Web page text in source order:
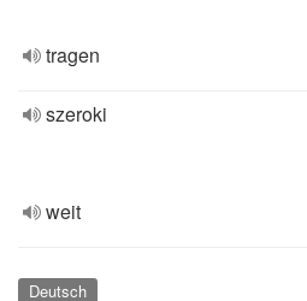
tragen
szeroki
weit
Deutsch